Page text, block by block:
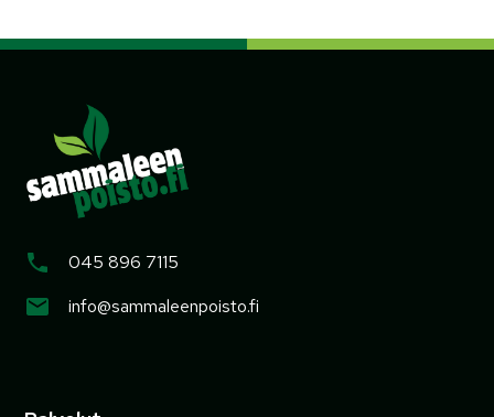
045 896 7115
info@sammaleenpoisto.fi